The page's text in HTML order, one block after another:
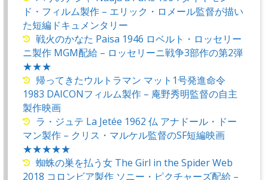
ド・フィルム製作 – エリック・ロメール監督が描い
た短編ドキュメンタリー
戦火のかなた Paisa 1946 ロベルト・ロッセリー
ニ製作 MGM配給 – ロッセリーニ戦争3部作の第2弾
★★★
帰ってきたウルトラマン マット1号発進命令
1983 DAICONフィルム製作 – 庵野秀明監督の自主
製作映画
ラ・ジュテ La Jetée 1962 仏 アナドール・ドー
マン製作 – クリス・マルケル監督のSF短編映画
★★★★★
蜘蛛の巣を払う女 The Girl in the Spider Web
2018 コロンビア製作 ソニー・ピクチャーズ配給 –